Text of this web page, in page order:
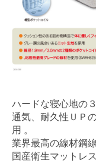
ハードな寝心地の
通気、耐久性ＵＰ
用 。
業界最高の線材鋼
国産衛生マットレ